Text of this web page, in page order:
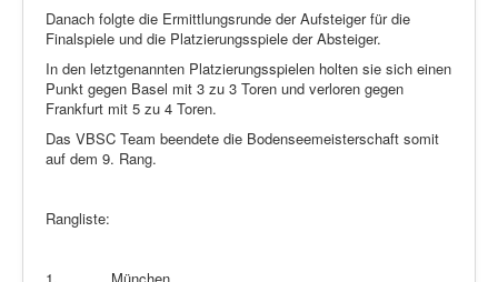
Danach folgte die Ermittlungsrunde der Aufsteiger für die
Finalspiele und die Platzierungsspiele der Absteiger.
In den letztgenannten Platzierungsspielen holten sie sich einen
Punkt gegen Basel mit 3 zu 3 Toren und verloren gegen
Frankfurt mit 5 zu 4 Toren.
Das VBSC Team beendete die Bodenseemeisterschaft somit
auf dem 9. Rang.
Rangliste: